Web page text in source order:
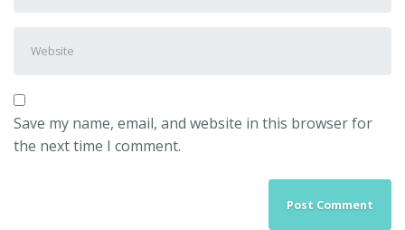
Save my name, email, and website in this browser for
the next time I comment.